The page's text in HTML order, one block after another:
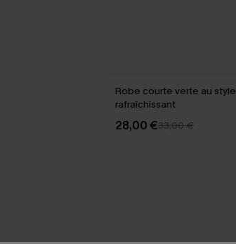
Robe courte verte au style
rafraîchissant
28,00 €33,00 €